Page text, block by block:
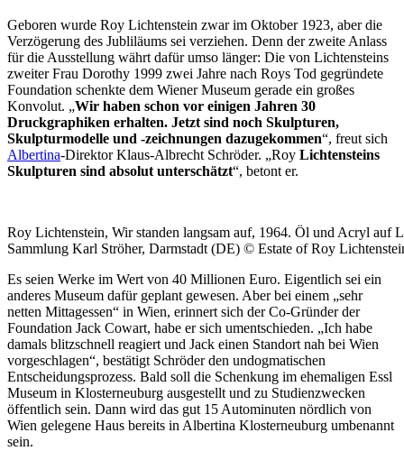
Geboren wurde Roy Lichtenstein zwar im Oktober 1923, aber die
Verzögerung des Jubliläums sei verziehen. Denn der zweite Anlass
für die Ausstellung währt dafür umso länger: Die von Lichtensteins
zweiter Frau Dorothy 1999 zwei Jahre nach Roys Tod gegründete
Foundation schenkte dem Wiener Museum gerade ein großes
Konvolut. „Wir haben schon vor einigen Jahren 30
Druckgraphiken erhalten. Jetzt sind noch Skulpturen,
Skulpturmodelle und -zeichnungen dazugekommen“, freut sich
Albertina-Direktor Klaus-Albrecht Schröder. „Roy Lichtensteins
Skulpturen sind absolut unterschätzt“, betont er.
Roy Lichtenstein, Wir standen langsam auf, 1964. Öl und Acryl
Sammlung Karl Ströher, Darmstadt (DE) © Estate of Roy
Es seien Werke im Wert von 40 Millionen Euro. Eigentlich sei ein
anderes Museum dafür geplant gewesen. Aber bei einem „sehr
netten Mittagessen“ in Wien, erinnert sich der Co-Gründer der
Foundation Jack Cowart, habe er sich umentschieden. „Ich habe
damals blitzschnell reagiert und Jack einen Standort nah bei Wien
vorgeschlagen“, bestätigt Schröder den undogmatischen
Entscheidungsprozess. Bald soll die Schenkung im ehemaligen Essl
Museum in Klosterneuburg ausgestellt und zu Studienzwecken
öffentlich sein. Dann wird das gut 15 Autominuten nördlich von
Wien gelegene Haus bereits in Albertina Klosterneuburg umbenannt
sein.